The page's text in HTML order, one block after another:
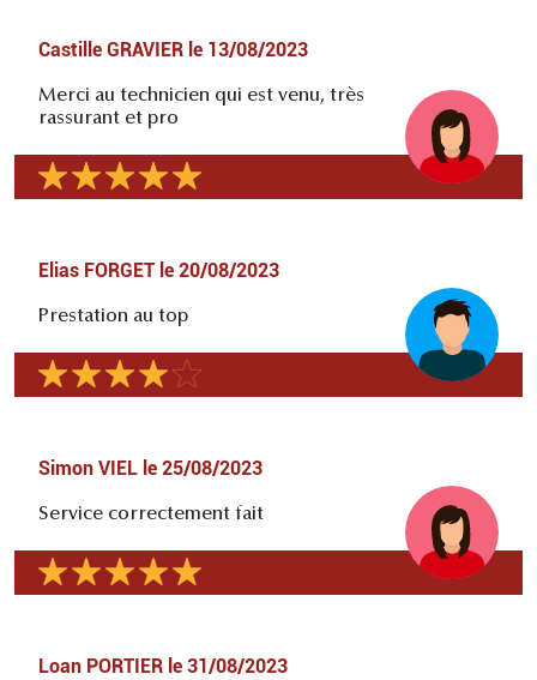
Castille GRAVIER le 13/08/2023
Merci au technicien qui est venu, très
rassurant et pro
Elias FORGET le 20/08/2023
Prestation au top
Simon VIEL le 25/08/2023
Service correctement fait
Loan PORTIER le 31/08/2023